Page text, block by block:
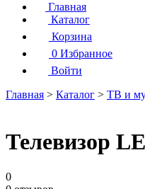
Главная
Каталог
Корзина
0 Избранное
Войти
Главная > Каталог > ТВ и
Телевизор
0